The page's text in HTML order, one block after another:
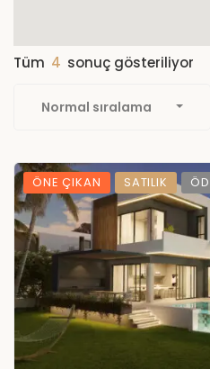
Tüm 4 sonuç gösteriliyor
Normal sıralama
ÖNE ÇIKAN SATILIK